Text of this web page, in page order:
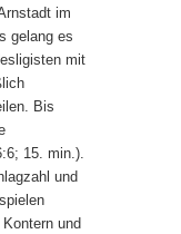
im
gelang es
mit
Bis
15. min.).
und
und